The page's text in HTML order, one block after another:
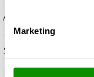
Marketing
APRAKSTS
SMARŽU NOTIS